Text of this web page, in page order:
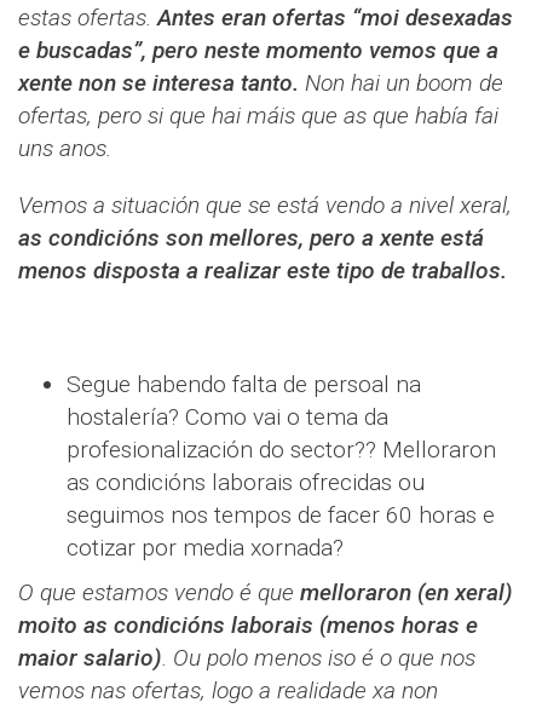
estas ofertas.Antes eran ofertas “moi desexadas
e buscadas”, pero neste momento vemos que a
xente non se interesa tanto. Non hai un boom de
ofertas, pero si que hai máis que as que había fai
uns anos.
Vemos a situación que se está vendo a nivel xeral,
as condicións son mellores, pero a xente está
menos disposta a realizar este tipo de traballos.
Segue habendo falta de persoal na
hostalería? Como vai o tema da
profesionalización do sector?? Melloraron
as condicións laborais ofrecidas ou
seguimos nos tempos de facer 60 horas e
cotizar por media xornada?
O que estamos vendo é que melloraron (en xeral)
moito as condicións laborais (menos horas e
maior salario). Ou polo menos iso é o que nos
vemos nas ofertas, logo a realidade xa non